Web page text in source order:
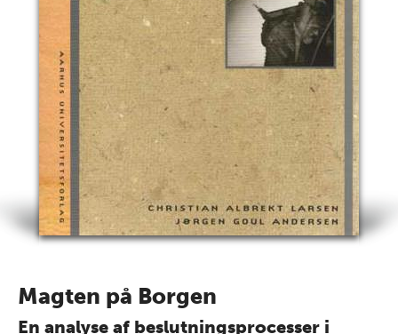
Magten på Borgen
En analyse af beslutningsprocesser i